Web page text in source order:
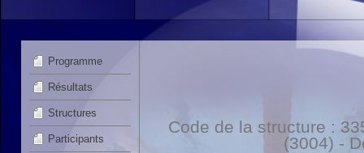
Programme
Résultats
Structures
Participants
Code de la structure :
(3004) -